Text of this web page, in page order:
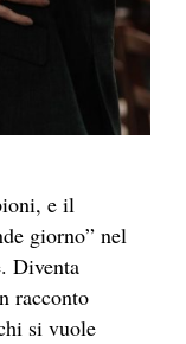
e il
giorno” nel
Diventa
racconto
si vuole